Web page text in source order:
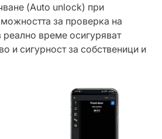
(Auto unlock) при
за проверка на
реално време осигуряват
и сигурност за собственици и